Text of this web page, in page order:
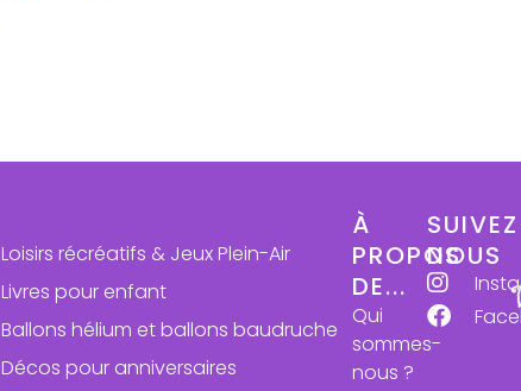
Loisirs récréatifs & Jeux Plein-Air
Livres pour enfant
Ballons hélium et ballons baudruche
Décos pour anniversaires
À
PROPOS
DE...
Qui
sommes-
nous ?
NOUS